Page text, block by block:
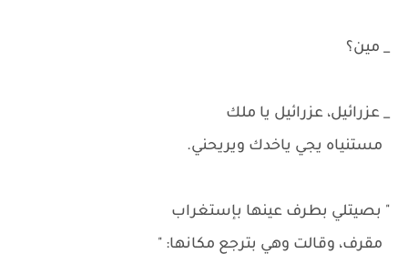
_ مين؟
_ عزرائيل، عزرائيل يا ملك
مستنياه يجي ياخدك ويريحني.
" بصيتلي بطرف عينها بإستغراب
مقرف، وقالت وهي بترجع مكانها: "